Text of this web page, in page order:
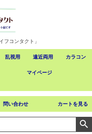
フコンタクト」
乱視用 遠近両用 カラコン
マイページ
問い合わせ カートを見る